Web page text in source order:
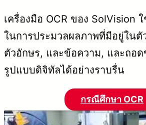
เครื่องมือ OCR ของ SolVision
ในการประมวลผลภาพที่มีอยู่ในตั
ตัวอักษร, และข้อความ, และถอ
รูปแบบดิจิทัลได้อย่างราบรื่น
กรณีศึกษา OCR